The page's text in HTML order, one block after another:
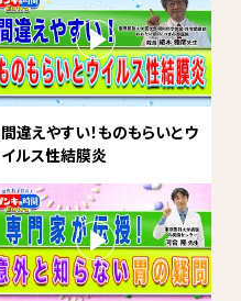
間違えやすい！ものもらいとウ
イルス性結膜炎